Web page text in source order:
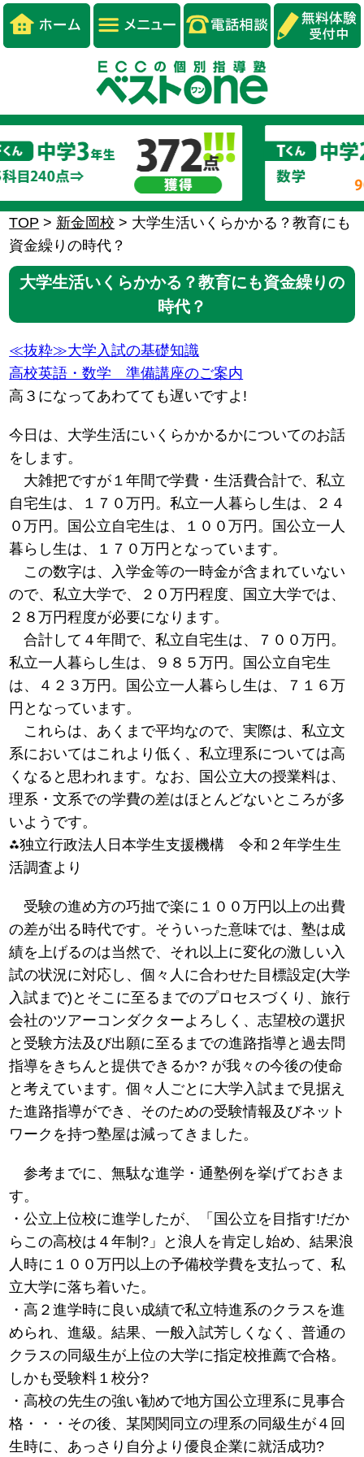
TOP > 新金岡校 > 大学生活いくらかかる？教育にも
資金繰りの時代？
大学生活いくらかかる？教育にも資金繰りの
時代？
≪抜粋≫大学入試の基礎知識
高校英語・数学 準備講座のご案内
高３になってあわてても遅いですよ!
今日は、大学生活にいくらかかるかについてのお話
をします。
大雑把ですが１年間で学費・生活費合計で、私立
自宅生は、１７０万円。私立一人暮らし生は、２４
０万円。国公立自宅生は、１００万円。国公立一人
暮らし生は、１７０万円となっています。
この数字は、入学金等の一時金が含まれていない
ので、私立大学で、２０万円程度、国立大学では、
２８万円程度が必要になります。
合計して４年間で、私立自宅生は、７００万円。
私立一人暮らし生は、９８５万円。国公立自宅生
は、４２３万円。国公立一人暮らし生は、７１６万
円となっています。
これらは、あくまで平均なので、実際は、私立文
系においてはこれより低く、私立理系については高
くなると思われます。なお、国公立大の授業料は、
理系・文系での学費の差はほとんどないところが多
いようです。
⁂独立行政法人日本学生支援機構 令和２年学生生
活調査より
受験の進め方の巧拙で楽に１００万円以上の出費
の差が出る時代です。そういった意味では、塾は成
績を上げるのは当然で、それ以上に変化の激しい入
試の状況に対応し、個々人に合わせた目標設定(大学
入試まで)とそこに至るまでのプロセスづくり、旅行
会社のツアーコンダクターよろしく、志望校の選択
と受験方法及び出願に至るまでの進路指導と過去問
指導をきちんと提供できるか? が我々の今後の使命
と考えています。個々人ごとに大学入試まで見据え
た進路指導ができ、そのための受験情報及びネット
ワークを持つ塾屋は減ってきました。
参考までに、無駄な進学・通塾例を挙げておきま
す。
・公立上位校に進学したが、「国公立を目指す!だか
らこの高校は４年制?」と浪人を肯定し始め、結果浪
人時に１００万円以上の予備校学費を支払って、私
立大学に落ち着いた。
・高２進学時に良い成績で私立特進系のクラスを進
められ、進級。結果、一般入試芳しくなく、普通の
クラスの同級生が上位の大学に指定校推薦で合格。
しかも受験料１校分?
・高校の先生の強い勧めで地方国公立理系に見事合
格・・・その後、某関関同立の理系の同級生が４回
生時に、あっさり自分より優良企業に就活成功?